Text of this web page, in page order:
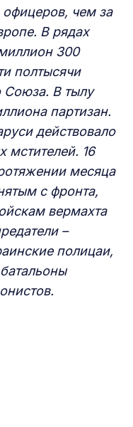
чем за
В рядах
300
полтысячи
Союза. В тылу
партизан.
действовало
мстителей. 16
месяца
с фронта,
вермахта
–
полицаи,